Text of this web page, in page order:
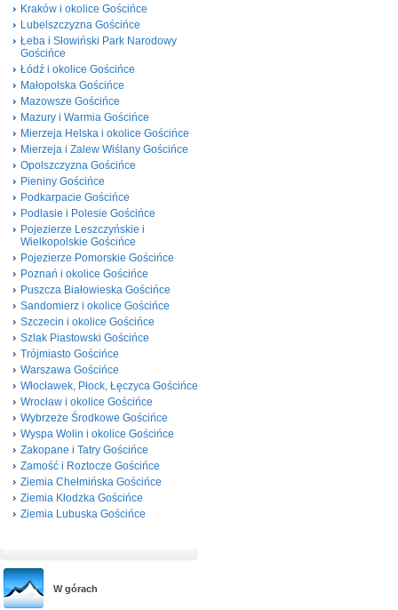
Kraków i okolice Gościńce
Lubelszczyzna Gościńce
Łeba i Słowiński Park Narodowy
Gościńce
Łódź i okolice Gościńce
Małopolska Gościńce
Mazowsze Gościńce
Mazury i Warmia Gościńce
Mierzeja Helska i okolice Gościńce
Mierzeja i Zalew Wiślany Gościńce
Opolszczyzna Gościńce
Pieniny Gościńce
Podkarpacie Gościńce
Podlasie i Polesie Gościńce
Pojezierze Leszczyńskie i
Wielkopolskie Gościńce
Pojezierze Pomorskie Gościńce
Poznań i okolice Gościńce
Puszcza Białowieska Gościńce
Sandomierz i okolice Gościńce
Szczecin i okolice Gościńce
Szlak Piastowski Gościńce
Trójmiasto Gościńce
Warszawa Gościńce
Włocławek, Płock, Łęczyca Gościńce
Wrocław i okolice Gościńce
Wybrzeże Środkowe Gościńce
Wyspa Wolin i okolice Gościńce
Zakopane i Tatry Gościńce
Zamość i Roztocze Gościńce
Ziemia Chełmińska Gościńce
Ziemia Kłodzka Gościńce
Ziemia Lubuska Gościńce
W górach